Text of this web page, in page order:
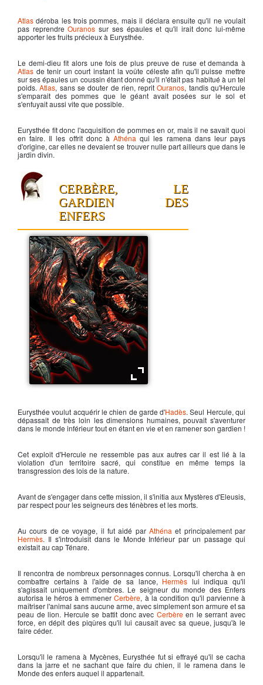
Atlas déroba les trois pommes, mais il déclara ensuite qu'il ne voulait
pas reprendreOuranos sur ses épaules et qu'il irait donc lui-même
apporter les fruits précieux à Eurysthée.
Le demi-dieu fit alors une fois de plus preuve de ruse et demanda à
Atlas de tenir un court instant la voûte céleste afin qu'il puisse mettre
sur ses épaules un coussin étant donné qu'il n'était pas habitué à un tel
poids.Atlas, sans se douter de rien, repritOuranos, tandis qu'Hercule
s'emparait des pommes que le géant avait posées sur le sol et
s'enfuyait aussi vite que possible.
Eurysthée fit donc l'acquisition de pommes en or, mais il ne savait quoi
en faire. Il les offrit donc àAthéna qui les ramena dans leur pays
d'origine, car elles ne devaient se trouver nulle part ailleurs que dans le
jardin divin.
CERBÈRE, LE
GARDIEN DES
ENFERS
Eurysthée voulut acquérir le chien de garde d'Hadès. Seul Hercule, qui
dépassait de très loin les dimensions humaines, pouvait s'aventurer
dans le monde inférieur tout en étant en vie et en ramener son gardien !
Cet exploit d'Hercule ne ressemble pas aux autres car il est lié à la
violation d'un territoire sacré, qui constitue en même temps la
transgression des lois de la nature.
Avant de s'engager dans cette mission, il s'initia aux Mystères d'Eleusis,
par respect pour les seigneurs des ténèbres et les morts.
Au cours de ce voyage, il fut aidé par Athéna et principalement par
Hermès. Il s'introduisit dans le Monde Inférieur par un passage qui
existait au cap Ténare.
Il rencontra de nombreux personnages connus. Lorsqu'il chercha à en
combattre certains à l'aide de sa lance, Hermès lui indiqua qu'il
s'agissait uniquement d'ombres. Le seigneur du monde des Enfers
autorisa le héros à emmenerCerbère, à la condition qu'il parvienne à
maîtriser l'animal sans aucune arme, avec simplement son armure et sa
peau de lion. Hercule se battit donc avec Cerbèreen le serrant avec
force, en dépit des piqûres qu'il lui causait avec sa queue, jusqu'à le
faire céder.
Lorsqu'il le ramena à Mycènes, Eurysthée fut si effrayé qu'il se cacha
dans la jarre et ne sachant que faire du chien, il le ramena dans le
Monde des enfers auquel il appartenait.